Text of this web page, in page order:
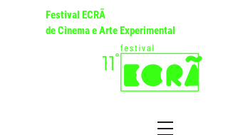
Festival ECRÃ
de Cinema e Arte Experimental